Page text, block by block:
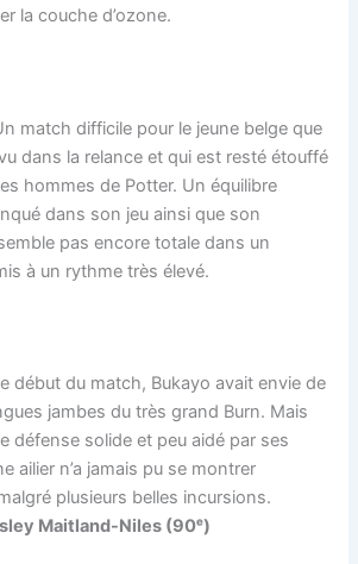
la couche d’ozone.
match difficile pour le jeune belge que
vu dans la relance et qui est resté étouffé
hommes de Potter. Un équilibre
dans son jeu ainsi que son
pas encore totale dans un
à un rythme très élevé.
début du match, Bukayo avait envie de
jambes du très grand Burn. Mais
défense solide et peu aidé par ses
ailier n’a jamais pu se montrer
plusieurs belles incursions.
Maitland-Niles (90ᵉ)